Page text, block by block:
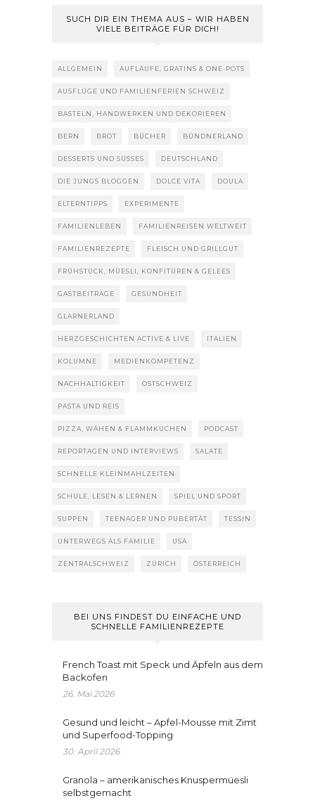
SUCH DIR EIN THEMA AUS – WIR HABEN
VIELE BEITRÄGE FÜR DICH!
ALLGEMEIN AUFLÄUFE, GRATINS & ONE-POTS
AUSFLÜGE UND FAMILIENFERIEN SCHWEIZ
BASTELN, HANDWERKEN UND DEKORIEREN
BERN BROT BÜCHER BÜNDNERLAND
DESSERTS UND SÜSSES DEUTSCHLAND
DIE JUNGS BLOGGEN DOLCE VITA DOULA
ELTERNTIPPS EXPERIMENTE
FAMILIENLEBEN FAMILIENREISEN WELTWEIT
FAMILIENREZEPTE FLEISCH UND GRILLGUT
FRÜHSTÜCK, MÜESLI, KONFITÜREN & GELEES
GASTBEITRÄGE GESUNDHEIT
GLARNERLAND
HERZGESCHICHTEN ACTIVE & LIVE ITALIEN
KOLUMNE MEDIENKOMPETENZ
NACHHALTIGKEIT OSTSCHWEIZ
PASTA UND REIS
PIZZA, WÄHEN & FLAMMKUCHEN PODCAST
REPORTAGEN UND INTERVIEWS SALATE
SCHNELLE KLEINMAHLZEITEN
SCHULE, LESEN & LERNEN SPIEL UND SPORT
SUPPEN TEENAGER UND PUBERTÄT TESSIN
UNTERWEGS ALS FAMILIE USA
ZENTRALSCHWEIZ ZÜRICH ÖSTERREICH
BEI UNS FINDEST DU EINFACHE UND
SCHNELLE FAMILIENREZEPTE
French Toast mit Speck und Äpfeln aus dem
Backofen
26. Mai 2026
Gesund und leicht – Apfel-Mousse mit Zimt
und Superfood-Topping
30. April 2026
Granola – amerikanisches Knuspermüesli
selbstgemacht